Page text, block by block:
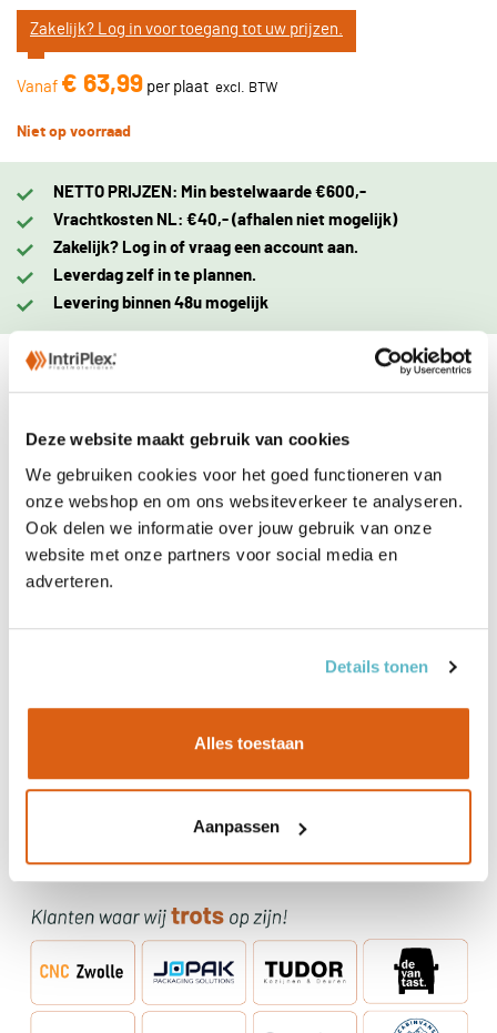
Deze website maakt gebruik van cookies
We gebruiken cookies voor het goed functioneren van
onze webshop en om ons websiteverkeer te analyseren.
Ook delen we informatie over jouw gebruik van onze
website met onze partners voor social media en
adverteren.
Details tonen
Alles toestaan
Aanpassen
Zakelijk? Log in voor toegang tot uw prijzen.
Vanaf € 63,99 per plaat
Niet op voorraad
NETTO PRIJZEN: Min bestelwaarde €600,-
Vrachtkosten NL: €40,- (afhalen niet mogelijk)
Zakelijk? Log in of vraag een account aan.
Leverdag zelf in te plannen.
Levering binnen 48u mogelijk
Omschrijving
Eigenschappen
Levering